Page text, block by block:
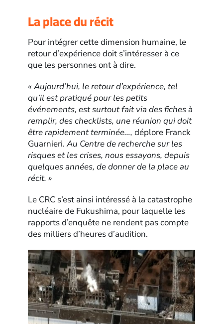
La place du récit
Pour intégrer cette dimension humaine, le
retour d’expérience doit s’intéresser à ce
que les personnes ont à dire.
« Aujourd’hui, le retour d’expérience, tel
qu’il est pratiqué pour les petits
événements, est surtout fait via des fiches à
remplir, des checklists, une réunion qui doit
être rapidement terminée…, déplore Franck
Guarnieri.Au Centre de recherche sur les
risques et les crises, nous essayons, depuis
quelques années, de donner de la place au
récit. »
Le CRC s’est ainsi intéressé à la catastrophe
nucléaire de Fukushima, pour laquelle les
rapports d’enquête ne rendent pas compte
des milliers d’heures d’audition.